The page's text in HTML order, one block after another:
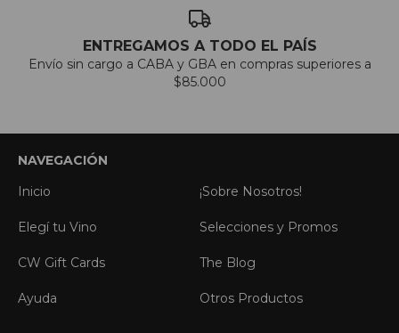
ENTREGAMOS A TODO EL PAÍS
Envío sin cargo a CABA y GBA en compras superiores a
$85.000
NAVEGACIÓN
Inicio
¡Sobre Nosotros!
Elegí tu Vino Selecciones y Promos
CW Gift Cards The Blog
Ayuda Otros Productos